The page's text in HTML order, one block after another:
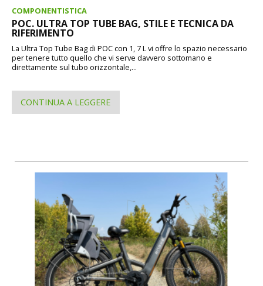
COMPONENTISTICA
POC. ULTRA TOP TUBE BAG, STILE E TECNICA DA
RIFERIMENTO
La Ultra Top Tube Bag di POC con 1, 7 L vi offre lo spazio necessario
per tenere tutto quello che vi serve davvero sottomano e
direttamente sul tubo orizzontale,...
CONTINUA A LEGGERE